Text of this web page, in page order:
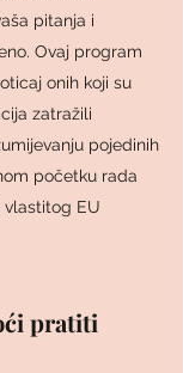
pitanja i
Ovaj program
onih koji su
zatražili
pojedinih
početku rada
vlastitog EU
pratiti